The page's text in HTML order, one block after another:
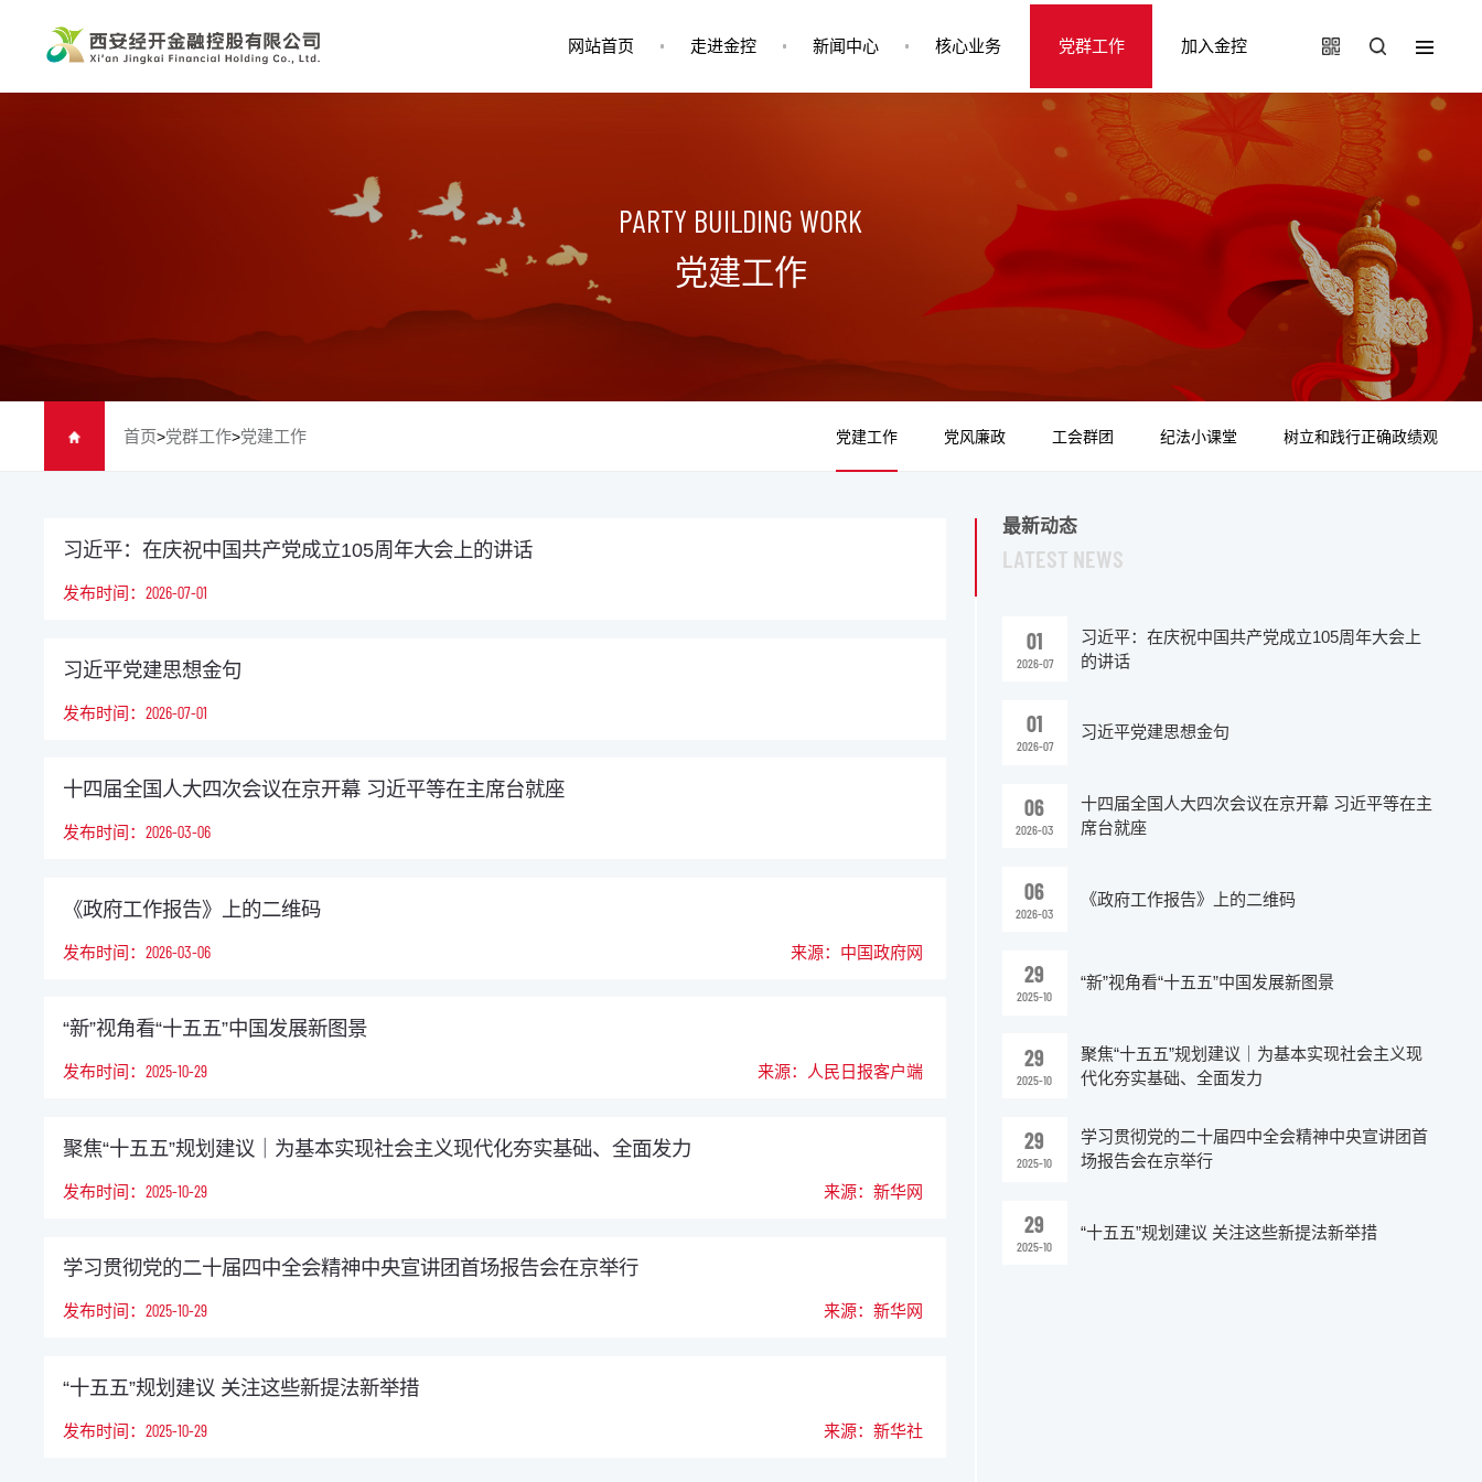
网站首页 走进金控 新闻中心 核心业务 党群工作 加入金控
PARTY BUILDING WORK
党建工作
首页>党群工作>党建工作 党建工作 党风廉政 工会群团 纪法小课堂 树立和践行正确政绩观
习近平：在庆祝中国共产党成立105周年大会上的讲话
发布时间：2026-07-01
习近平党建思想金句
发布时间：2026-07-01
十四届全国人大四次会议在京开幕 习近平等在主席台就座
发布时间：2026-03-06
《政府工作报告》上的二维码
发布时间：2026-03-06 来源：中国政府网
“新”视角看“十五五”中国发展新图景
发布时间：2025-10-29 来源：人民日报客户端
聚焦“十五五”规划建议｜为基本实现社会主义现代化夯实基础、全面发力
发布时间：2025-10-29 来源：新华网
学习贯彻党的二十届四中全会精神中央宣讲团首场报告会在京举行
发布时间：2025-10-29 来源：新华网
“十五五”规划建议 关注这些新提法新举措
发布时间：2025-10-29 来源：新华社
最新动态
LATEST NEWS
01
2026-07
习近平：在庆祝中国共产党成立105周年大会上
的讲话
01
2026-07
习近平党建思想金句
06
2026-03
十四届全国人大四次会议在京开幕 习近平等在主
席台就座
06
2026-03
《政府工作报告》上的二维码
29
2025-10
“新”视角看“十五五”中国发展新图景
29
2025-10
聚焦“十五五”规划建议｜为基本实现社会主义现
代化夯实基础、全面发力
29
2025-10
学习贯彻党的二十届四中全会精神中央宣讲团首
场报告会在京举行
29
2025-10
“十五五”规划建议 关注这些新提法新举措